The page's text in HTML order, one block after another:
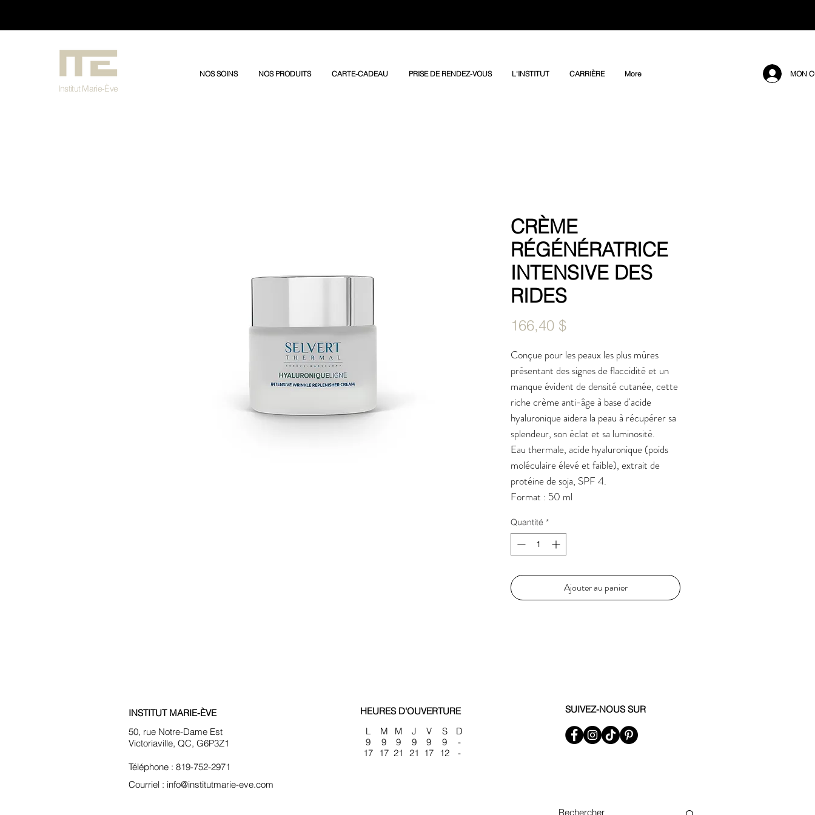
Institut Marie-Ève
NOS SOINS NOS PRODUITS CARTE-CADEAU PRISE DE RENDEZ-VOUS L'INSTITUT CARRIÈRE More MON
CRÈME
RÉGÉNÉRATRICE
INTENSIVE DES
RIDES
166,40 $Prix
Conçue pour les peaux les plus mûres
présentant des signes de flaccidité et un
manque évident de densité cutanée, cette
riche crème anti-âge à base d'acide
hyaluronique aidera la peau à récupérer sa
splendeur, son éclat et sa luminosité.
Eau thermale, acide hyaluronique (poids
moléculaire élevé et faible), extrait de
protéine de soja, SPF 4.
Format : 50 ml
Quantité *
Ajouter au panier
INSTITUT MARIE-ÈVE
50, rue Notre-Dame Est
Victoriaville, QC, G6P3Z1
HEURES D'OUVERTURE
L
9
17
M
9
17
M
9
21
J
9
21
V
9
17
S
9
12
D
-
-
SUIVEZ-NOUS SUR
Téléphone : 819-752-2971
Courriel : info@institutmarie-eve.com